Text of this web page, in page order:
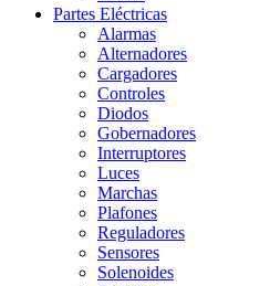
Partes Eléctricas
Alarmas
Alternadores
Cargadores
Controles
Diodos
Gobernadores
Interruptores
Luces
Marchas
Plafones
Reguladores
Sensores
Solenoides